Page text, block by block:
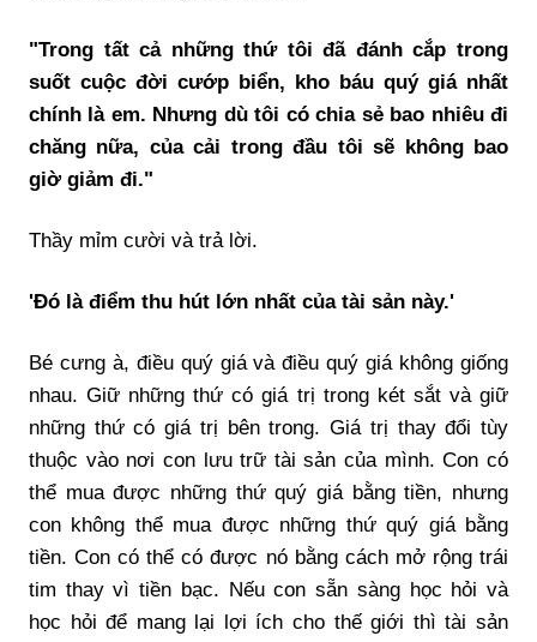
"Trong tất cả những thứ tôi đã đánh cắp trong
suốt cuộc đời cướp biển, kho báu quý giá nhất
chính là em. Nhưng dù tôi có chia sẻ bao nhiêu đi
chăng nữa, của cải trong đầu tôi sẽ không bao
giờ giảm đi."
Thầy mỉm cười và trả lời.
'Đó là điểm thu hút lớn nhất của tài sản này.'
Bé cưng à, điều quý giá và điều quý giá không giống
nhau. Giữ những thứ có giá trị trong két sắt và giữ
những thứ có giá trị bên trong. Giá trị thay đổi tùy
thuộc vào nơi con lưu trữ tài sản của mình. Con có
thể mua được những thứ quý giá bằng tiền, nhưng
con không thể mua được những thứ quý giá bằng
tiền. Con có thể có được nó bằng cách mở rộng trái
tim thay vì tiền bạc. Nếu con sẵn sàng học hỏi và
học hỏi để mang lại lợi ích cho thế giới thì tài sản